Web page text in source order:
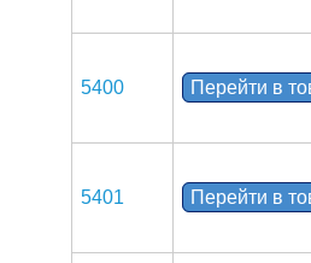
5400 Перейти в
5401 Перейти в